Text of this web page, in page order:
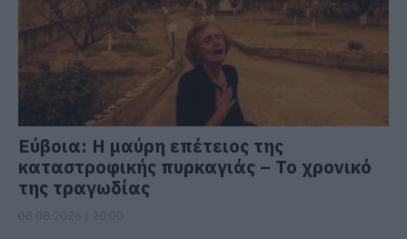
Εύβοια: Η μαύρη επέτειος της
καταστροφικής πυρκαγιάς – Το χρονικό
της τραγωδίας